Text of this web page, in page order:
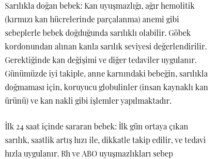
Sarılıkla doğan bebek: Kan uyuşmazlığı, ağır hemolitik
(kırmızı kan hücrelerinde parçalanma) anemi gibi
sebeplerle bebek doğduğunda sarılıklı olabilir. Göbek
kordonundan alınan kanla sarılık seviyesi değerlendirilir.
Gerektiğinde kan değişimi ve diğer tedaviler uygulanır.
Günümüzde iyi takiple, anne karnındaki bebeğin, sarılıkla
doğmaması için, koruyucu globulinler (insan kaynaklı kan
ürünü) ve kan nakli gibi işlemler yapılmaktadır.
İlk 24 saat içinde sararan bebek: İlk gün ortaya çıkan
sarılık, saatlik artış hızı ile, dikkatle takip edilir, ve tedavi
hızla uygulanır. Rh ve ABO uyuşmazlıkları sebep